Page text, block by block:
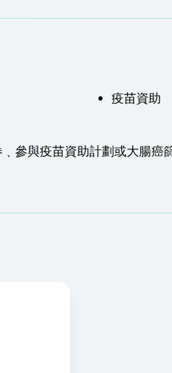
疫苗資助
參與疫苗資助計劃或大腸癌